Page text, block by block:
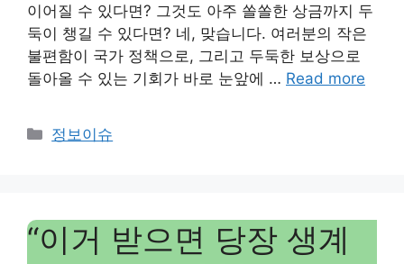
이어질 수 있다면? 그것도 아주 쏠쏠한 상금까지 두
둑이 챙길 수 있다면? 네, 맞습니다. 여러분의 작은
불편함이 국가 정책으로, 그리고 두둑한 보상으로
돌아올 수 있는 기회가 바로 눈앞에 … Read more
Categories
정보이슈
“이거 받으면 당장 생계